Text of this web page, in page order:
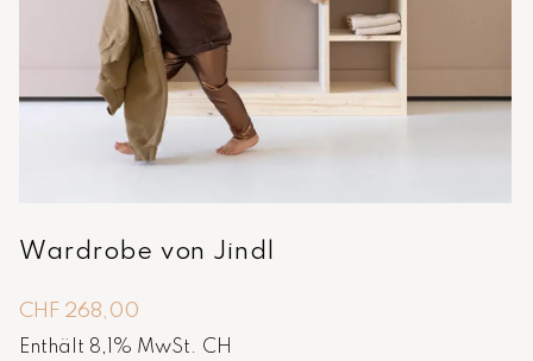
Wardrobe von Jindl
CHF 268,00
Enthält 8,1% MwSt. CH